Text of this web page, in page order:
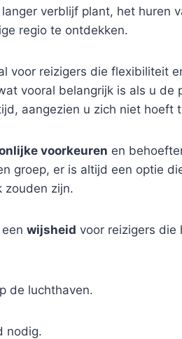
verblijf plant, het huren
regio te ontdekken.
voor reizigers die flexibiliteit
vooral belangrijk is als u de
aangezien u zich niet hoeft
voorkeuren en
groep, er is altijd een optie
zouden zijn.
wijsheid voor reizigers die
de luchthaven.
nodig.